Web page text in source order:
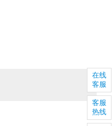
在线
客服
客服
热线